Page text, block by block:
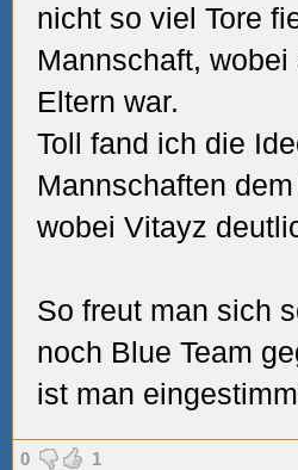
nicht so viel Tore
Mannschaft,
Eltern war.
Toll fand ich die
Mannschaften
wobei Vitayz
So freut man sich
noch Blue Team
ist man
0 1